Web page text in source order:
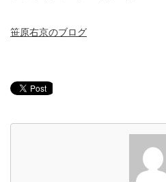
笹原右京のブログ